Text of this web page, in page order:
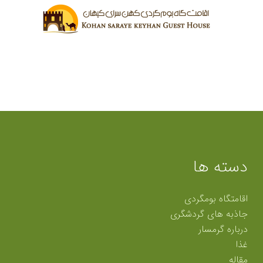
دسته ها
اقامتگاه بومگردی
جاذبه های گردشگری
درباره گرمسار
غذا
مقاله